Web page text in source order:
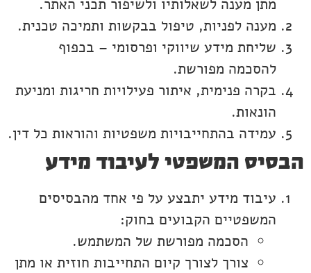
מתן מענה לשאלותיו ולשיפור תכני האתר.
מענה לפניות, טיפול בבקשות ותמיכה טכנית.
שליחת מידע שיווקי ופרסומי – בכפוף
להסכמה מפורשת.
בקרה פנימית, איתור פעילויות חריגות ומניעת
הונאות.
עמידה בהתחייבויות משפטיות והוראות כל דין.
הבסיס המשפטי לעיבוד מידע
עיבוד מידע יתבצע על פי אחד מהבסיסים
המשפטיים הקבועים בחוק:
הסכמה מפורשת של המשתמש.
צורך לצורך קיום התחייבות חוזית או מתן